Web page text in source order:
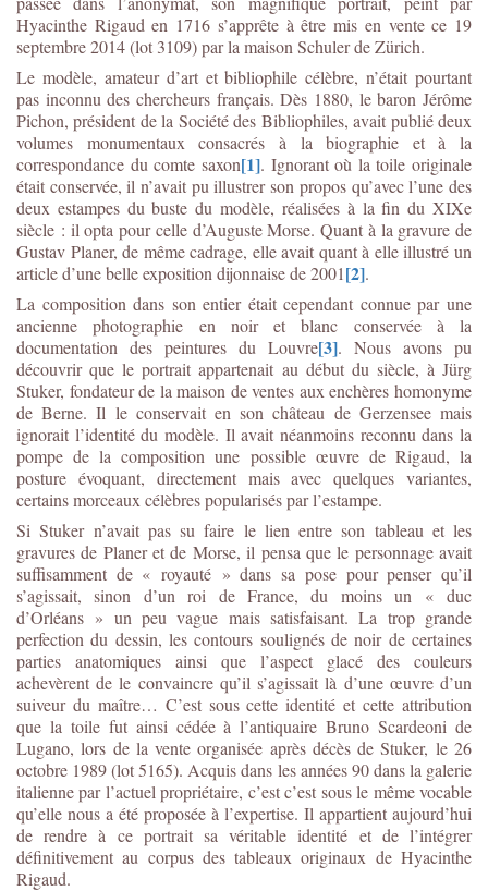
Hyacinthe Rigaud en 1716 s’apprête à être mis en vente ce 19
septembre 2014 (lot 3109) par la maison Schuler de Zürich.
Le modèle, amateur d’art et bibliophile célèbre, n’était pourtant
pas inconnu des chercheurs français. Dès 1880, le baron Jérôme
Pichon, président de la Société des Bibliophiles, avait publié deux
volumes monumentaux consacrés à la biographie et à la
correspondance du comte saxon[1]. Ignorant où la toile originale
était conservée, il n’avait pu illustrer son propos qu’avec l’une des
deux estampes du buste du modèle, réalisées à la fin du XIXe
siècle : il opta pour celle d’Auguste Morse. Quant à la gravure de
Gustav Planer, de même cadrage, elle avait quant à elle illustré un
article d’une belle exposition dijonnaise de 2001[2].
La composition dans son entier était cependant connue par une
ancienne photographie en noir et blanc conservée à la
documentation des peintures du Louvre[3]. Nous avons pu
découvrir que le portrait appartenait au début du siècle, à Jürg
Stuker, fondateur de la maison de ventes aux enchères homonyme
de Berne. Il le conservait en son château de Gerzensee mais
ignorait l’identité du modèle. Il avait néanmoins reconnu dans la
pompe de la composition une possible œuvre de Rigaud, la
posture évoquant, directement mais avec quelques variantes,
certains morceaux célèbres popularisés par l’estampe.
Si Stuker n’avait pas su faire le lien entre son tableau et les
gravures de Planer et de Morse, il pensa que le personnage avait
suffisamment de « royauté » dans sa pose pour penser qu’il
s’agissait, sinon d’un roi de France, du moins un « duc
d’Orléans » un peu vague mais satisfaisant. La trop grande
perfection du dessin, les contours soulignés de noir de certaines
parties anatomiques ainsi que l’aspect glacé des couleurs
achevèrent de le convaincre qu’il s’agissait là d’une œuvre d’un
suiveur du maître… C’est sous cette identité et cette attribution
que la toile fut ainsi cédée à l’antiquaire Bruno Scardeoni de
Lugano, lors de la vente organisée après décès de Stuker, le 26
octobre 1989 (lot 5165). Acquis dans les années 90 dans la galerie
italienne par l’actuel propriétaire, c’est c’est sous le même vocable
qu’elle nous a été proposée à l’expertise. Il appartient aujourd’hui
de rendre à ce portrait sa véritable identité et de l’intégrer
définitivement au corpus des tableaux originaux de Hyacinthe
Rigaud.